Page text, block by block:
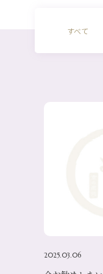
すべて
2025.03.06